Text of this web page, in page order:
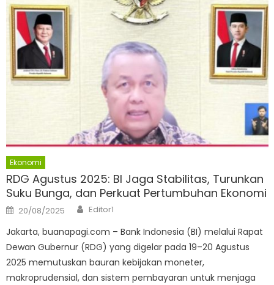
Ekonomi
RDG Agustus 2025: BI Jaga Stabilitas, Turunkan
Suku Bunga, dan Perkuat Pertumbuhan Ekonomi
Posted
on
20/08/2025 Author
Editor1
Jakarta, buanapagi.com – Bank Indonesia (BI) melalui Rapat
Dewan Gubernur (RDG) yang digelar pada 19–20 Agustus
2025 memutuskan bauran kebijakan moneter,
makroprudensial, dan sistem pembayaran untuk menjaga